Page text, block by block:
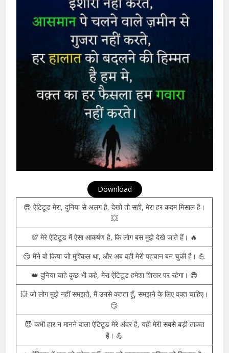
Best Attitude Shayari In Hindi
Download
😎 ऐटिटूड मेरा, दुनिया से अलग है, देखो तो सही, मेरा हर कदम मिसाल है।
💥
💯 मेरे ऐटिटूड में ऐसा आकर्षण है, कि लोग बस मुझे देखे जाते हैं। 🔥
😏 मैंने वो किया जो मुश्किल था, और अब वही मेरी पहचान बन चुकी है। 💪
👑 दुनिया चाहे कुछ भी कहे, मेरा ऐटिटूड हमेशा शिखर पर रहेगा। 😎